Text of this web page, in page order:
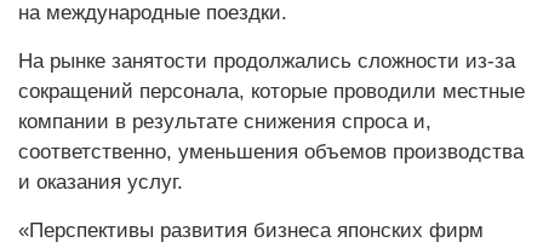
на международные поездки.
На рынке занятости продолжались сложности из-за
сокращений персонала, которые проводили местные
компании в результате снижения спроса и,
соответственно, уменьшения объемов производства
и оказания услуг.
«Перспективы развития бизнеса японских фирм